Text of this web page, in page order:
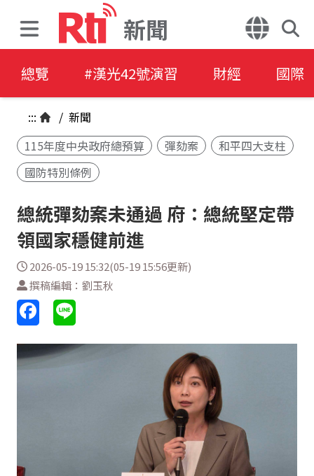
新聞
總覽 #漢光42號演習 財經 國際
::: / 新聞
115年度中央政府總預算
彈劾案
和平四大支柱
國防特別條例
總統彈劾案未通過 府：總統堅定帶
領國家穩健前進
2026-05-19 15:32(05-19 15:56更新)
撰稿編輯：劉玉秋